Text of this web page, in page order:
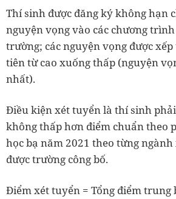
Thí sinh được đăng ký không hạn
nguyện vọng vào các chương
trường; các nguyện vọng được
tiên từ cao xuống thấp (nguyện
nhất).
Điều kiện xét tuyển là thí sinh
không thấp hơn điểm chuẩn theo
học bạ năm 2021 theo từng
được trường công bố.
Điểm xét tuyển = Tổng điểm trung